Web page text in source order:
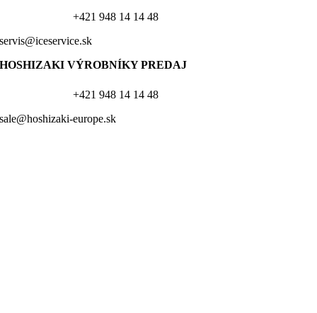
+421 948 14 14 48
servis@iceservice.sk
HOSHIZAKI VÝROBNÍKY PREDAJ
+421 948 14 14 48
sale@hoshizaki-europe.sk